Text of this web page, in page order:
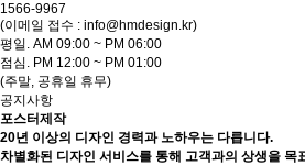
1566-9967
(이메일 접수 : info@hmdesign.kr)
평일. AM 09:00 ~ PM 06:00
점심. PM 12:00 ~ PM 01:00
(주말, 공휴일 휴무)
공지사항
포스터제작
20년 이상의 디자인 경력과 노하우는 다릅니다.
차별화된 디자인 서비스를 통해 고객과의 상생을 목